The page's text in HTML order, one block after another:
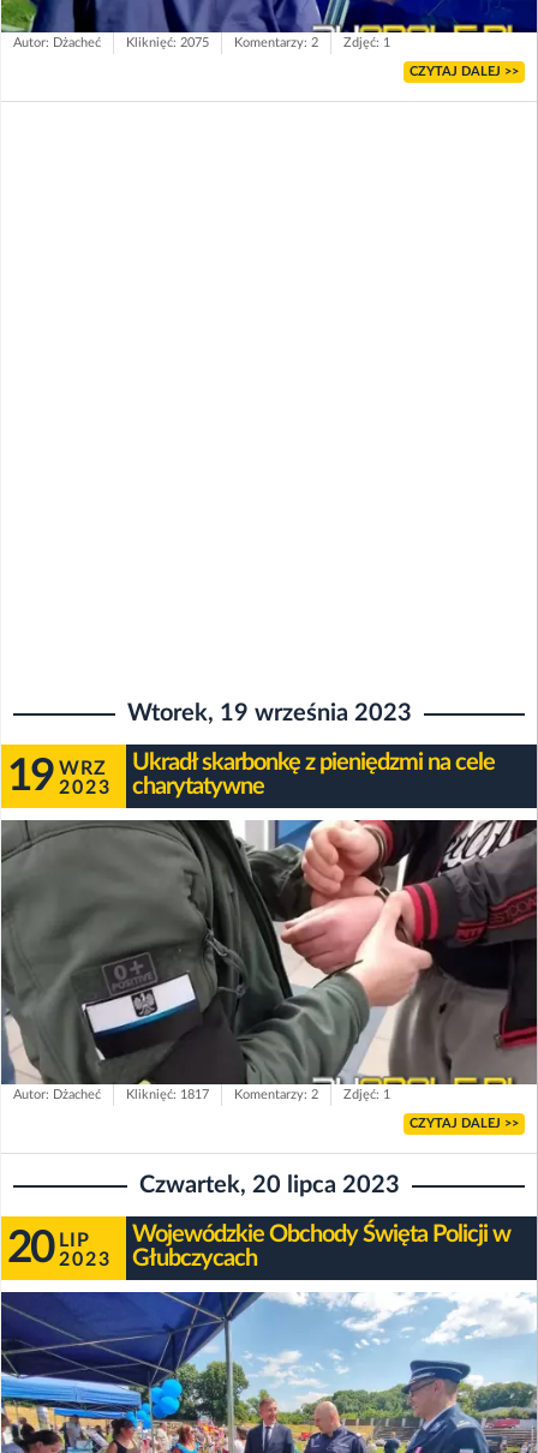
Autor: Dżacheć Kliknięć: 2075 Komentarzy: 2 Zdjęć: 1
CZYTAJ DALEJ >>
Wtorek, 19 września 2023
19 WRZ
2023
Ukradł skarbonkę z pieniędzmi na cele
charytatywne
Autor: Dżacheć Kliknięć: 1817 Komentarzy: 2 Zdjęć: 1
CZYTAJ DALEJ >>
Czwartek, 20 lipca 2023
20 LIP
2023
Wojewódzkie Obchody Święta Policji w
Głubczycach